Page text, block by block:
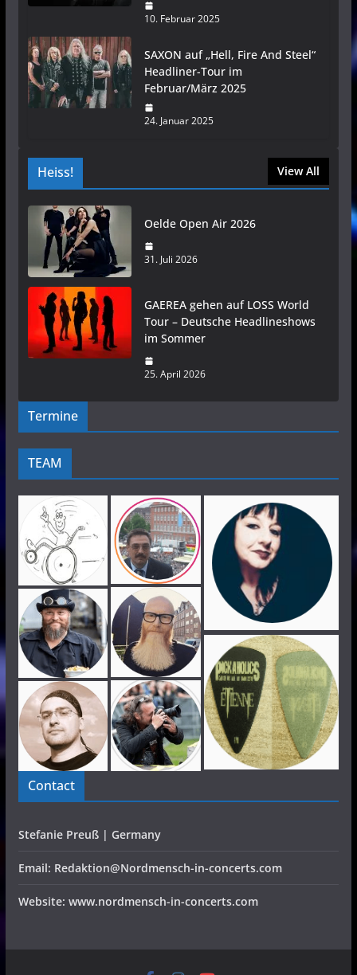
10. Februar 2025
SAXON auf „Hell, Fire And Steel“
Headliner-Tour im
Februar/März 2025
24. Januar 2025
Heiss! View All
Oelde Open Air 2026
31. Juli 2026
GAEREA gehen auf LOSS World
Tour – Deutsche Headlineshows
im Sommer
25. April 2026
Termine
TEAM
Contact
Stefanie Preuß | Germany
Email: Redaktion@Nordmensch-in-concerts.com
Website: www.nordmensch-in-concerts.com